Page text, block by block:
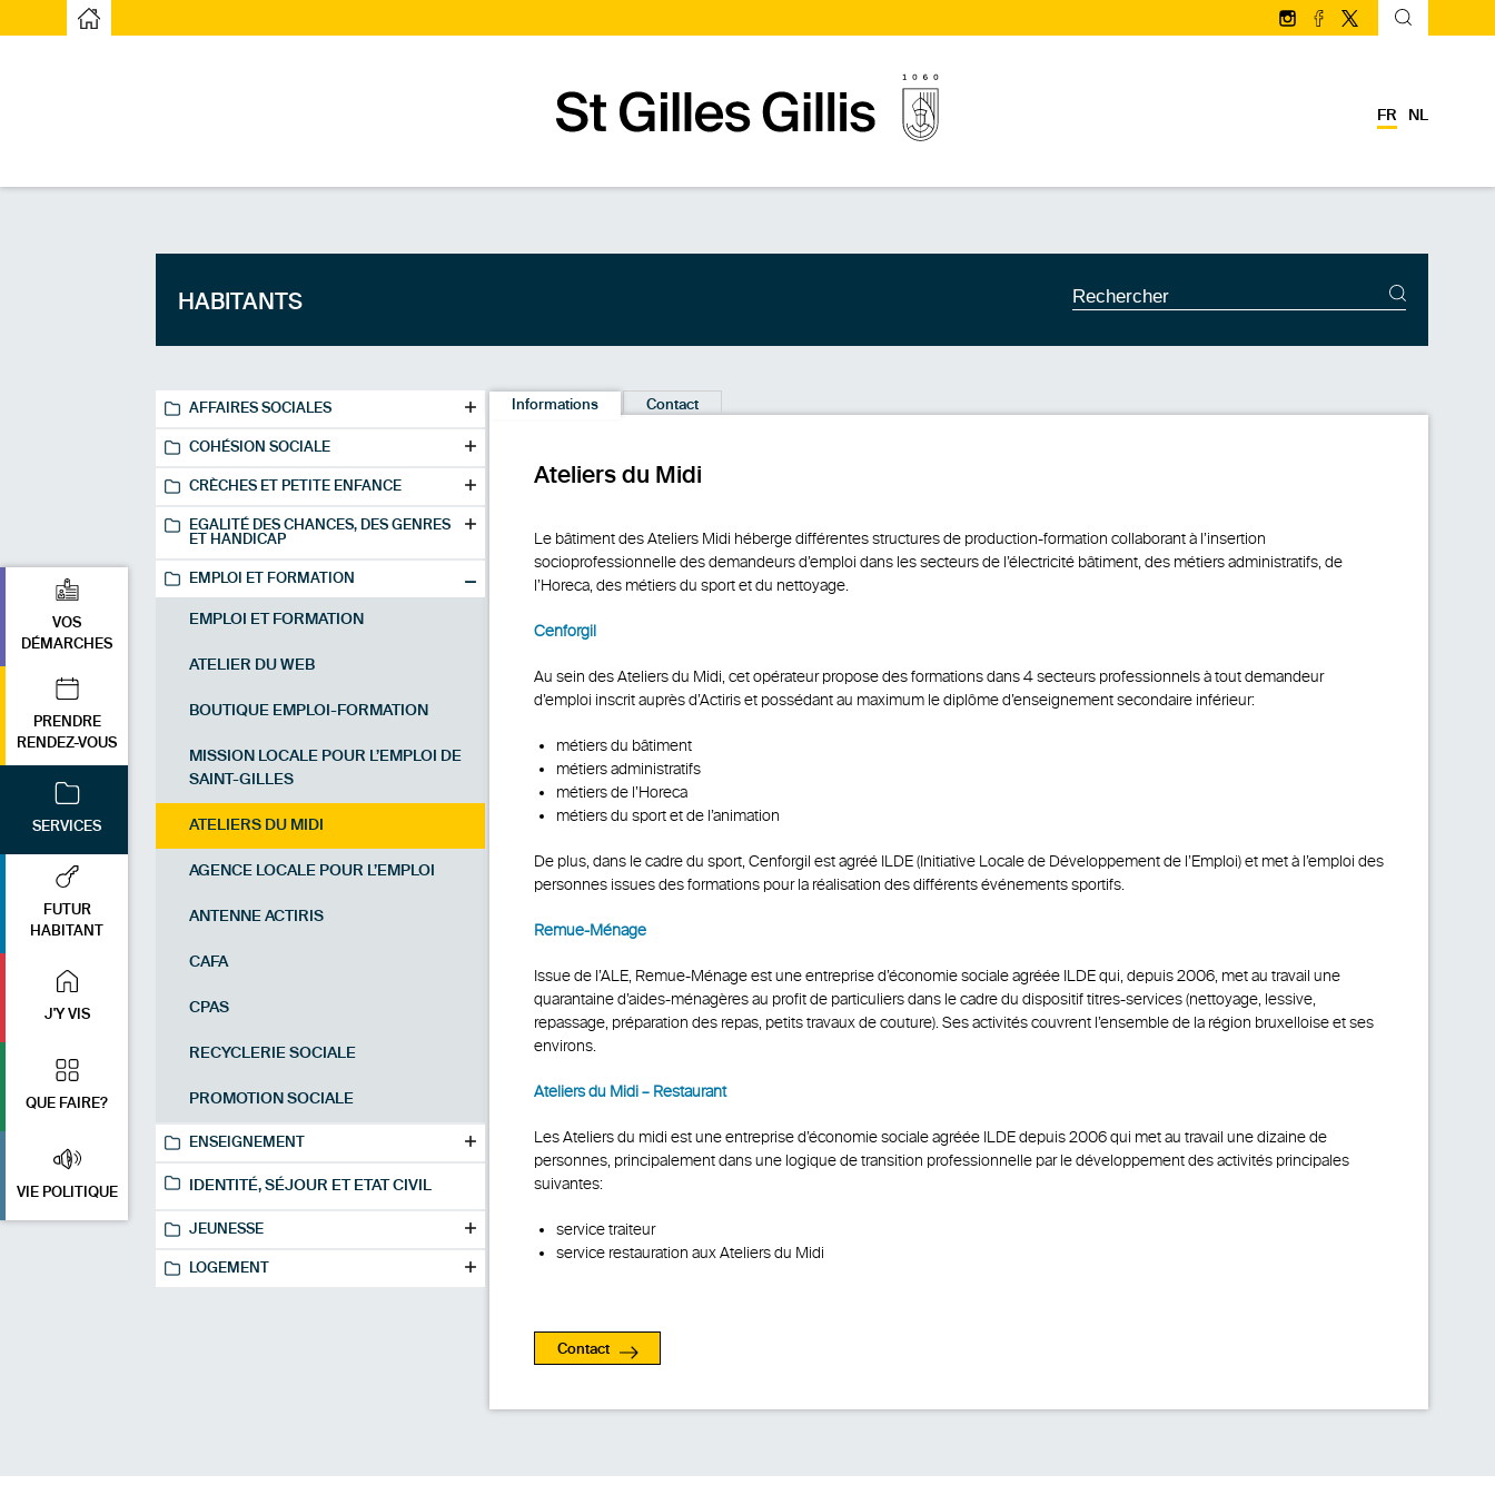
Page d’accueilPage d'accueil Suivez-nous sur Instagram
Suivez-nous sur
Suivez-nous sur
FR NL
VOS
DÉMARCHES
PRENDRE
RENDEZ-VOUS
SERVICES
FUTUR
HABITANT
J'Y VIS
QUE FAIRE?
VIE POLITIQUE
HABITANTS SERVICES DE RECHERCHE
AFFAIRES SOCIALES
COHÉSION SOCIALE
CRÈCHES ET PETITE ENFANCE
EGALITÉ DES CHANCES, DES GENRES
ET HANDICAP
EMPLOI ET FORMATION
EMPLOI ET FORMATION
ATELIER DU WEB
BOUTIQUE EMPLOI-FORMATION
MISSION LOCALE POUR L’EMPLOI DE
SAINT-GILLES
ATELIERS DU MIDI
AGENCE LOCALE POUR L’EMPLOI
ANTENNE ACTIRIS
CAFA
CPAS
RECYCLERIE SOCIALE
PROMOTION SOCIALE
ENSEIGNEMENT
IDENTITÉ, SÉJOUR ET ETAT CIVIL
JEUNESSE
LOGEMENT
Informations Contact
Ateliers du Midi
Le bâtiment des Ateliers Midi héberge différentes structures de production-formation collaborant à l’insertion
socioprofessionnelle des demandeurs d’emploi dans les secteurs de l’électricité bâtiment, des métiers administratifs, de
l’Horeca, des métiers du sport et du nettoyage.
Cenforgil
Au sein des Ateliers du Midi, cet opérateur propose des formations dans 4 secteurs professionnels à tout demandeur
d’emploi inscrit auprès d’Actiris et possédant au maximum le diplôme d’enseignement secondaire inférieur:
métiers du bâtiment
métiers administratifs
métiers de l’Horeca
métiers du sport et de l’animation
De plus, dans le cadre du sport, Cenforgil est agréé ILDE (Initiative Locale de Développement de l’Emploi) et met à l’emploi des
personnes issues des formations pour la réalisation des différents événements sportifs.
Remue-Ménage
Issue de l’ALE, Remue-Ménage est une entreprise d’économie sociale agréée ILDE qui, depuis 2006, met au travail une
quarantaine d’aides-ménagères au profit de particuliers dans le cadre du dispositif titres-services (nettoyage, lessive,
repassage, préparation des repas, petits travaux de couture). Ses activités couvrent l’ensemble de la région bruxelloise et ses
environs.
Ateliers du Midi – Restaurant
Les Ateliers du midi est une entreprise d’économie sociale agréée ILDE depuis 2006 qui met au travail une dizaine de
personnes, principalement dans une logique de transition professionnelle par le développement des activités principales
suivantes:
service traiteur
service restauration aux Ateliers du Midi
Contact